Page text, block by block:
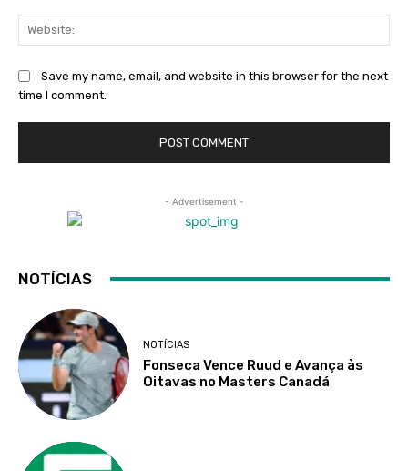
Save my name, email, and website in this browser for the next
time I comment.
- Advertisement -
NOTÍCIAS
NOTÍCIAS
Fonseca Vence Ruud e Avança às
Oitavas no Masters Canadá